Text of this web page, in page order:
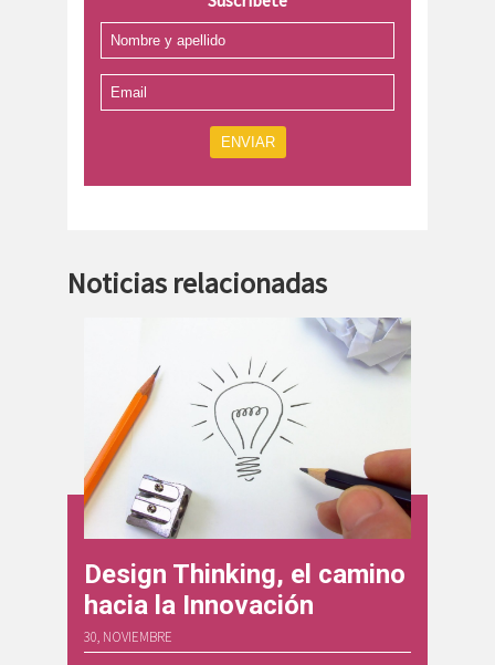
ENVIAR
Noticias relacionadas
Design Thinking, el camino
hacia la Innovación
30, NOVIEMBRE